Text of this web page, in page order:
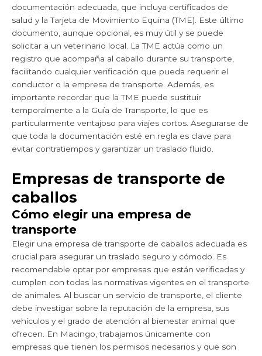
documentación adecuada, que incluya certificados de
salud y la Tarjeta de Movimiento Equina (TME). Este último
documento, aunque opcional, es muy útil y se puede
solicitar a un veterinario local. La TME actúa como un
registro que acompaña al caballo durante su transporte,
facilitando cualquier verificación que pueda requerir el
conductor o la empresa de transporte. Además, es
importante recordar que la TME puede sustituir
temporalmente a la Guía de Transporte, lo que es
particularmente ventajoso para viajes cortos. Asegurarse de
que toda la documentación esté en regla es clave para
evitar contratiempos y garantizar un traslado fluido.
Empresas de transporte de
caballos
Cómo elegir una empresa de
transporte
Elegir una empresa de transporte de caballos adecuada es
crucial para asegurar un traslado seguro y cómodo. Es
recomendable optar por empresas que están verificadas y
cumplen con todas las normativas vigentes en el transporte
de animales. Al buscar un servicio de transporte, el cliente
debe investigar sobre la reputación de la empresa, sus
vehículos y el grado de atención al bienestar animal que
ofrecen. En Macingo, trabajamos únicamente con
empresas que tienen los permisos necesarios y que son